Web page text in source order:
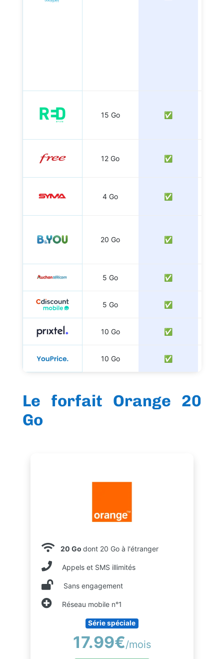
15 Go ✅
12 Go ✅
4 Go ✅
20 Go ✅
5 Go ✅
5 Go ✅
10 Go ✅
10 Go ✅
Le forfait Orange 20
Go
20 Go dont 20 Go à l'étranger
Appels et SMS illimités
Sans engagement
Réseau mobile n°1
Série spéciale
17.99€/mois